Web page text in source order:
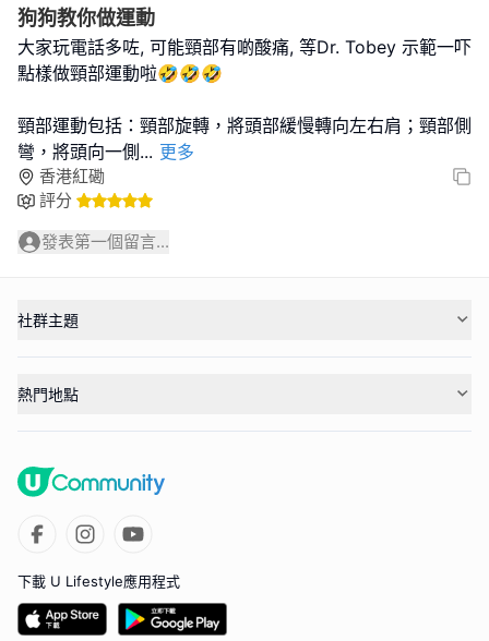
狗狗教你做運動
大家玩電話多咗, 可能頸部有啲酸痛, 等Dr. Tobey 示範一吓
點樣做頸部運動啦🤣🤣🤣
頸部運動包括：頸部旋轉，將頭部緩慢轉向左右肩；頸部側
彎，將頭向一側 ... 更多
香港紅磡
評分
發表第一個留言...
社群主題
熱門地點
下載 U Lifestyle應用程式